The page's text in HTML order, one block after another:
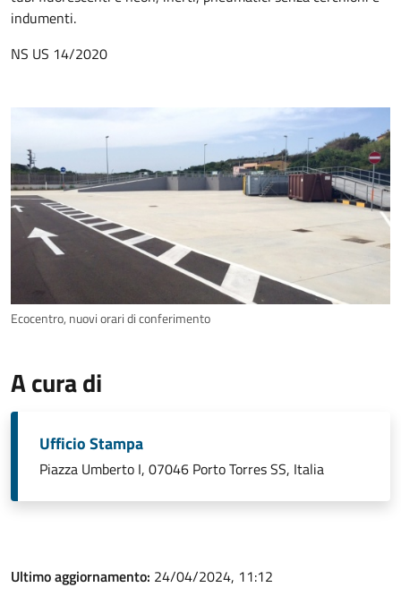
indumenti.
NS US 14/2020
Ecocentro, nuovi orari di conferimento
A cura di
Ufficio Stampa
Piazza Umberto I, 07046 Porto Torres SS, Italia
Ultimo aggiornamento: 24/04/2024, 11:12